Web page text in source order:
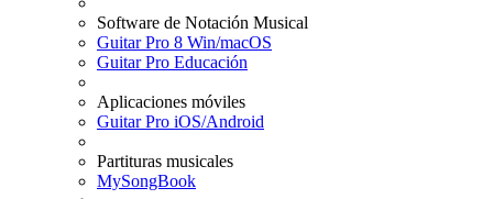
Software de Notación Musical
Guitar Pro 8 Win/macOS
Guitar Pro Educación
Aplicaciones móviles
Guitar Pro iOS/Android
Partituras musicales
MySongBook